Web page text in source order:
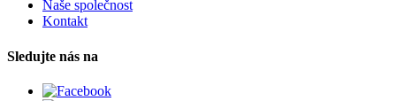
Naše společnost
Kontakt
Sledujte nás na